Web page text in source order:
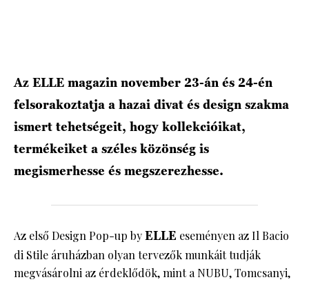
Az ELLE magazin november 23-án és 24-én
felsorakoztatja a hazai divat és design szakma
ismert tehetségeit, hogy kollekcióikat,
termékeiket a széles közönség is
megismerhesse és megszerezhesse.
Az első Design Pop-up byELLE eseményen az Il Bacio
di Stile áruházban olyan tervezők munkáit tudják
megvásárolni az érdeklődök, mint a NUBU, Tomcsanyi,